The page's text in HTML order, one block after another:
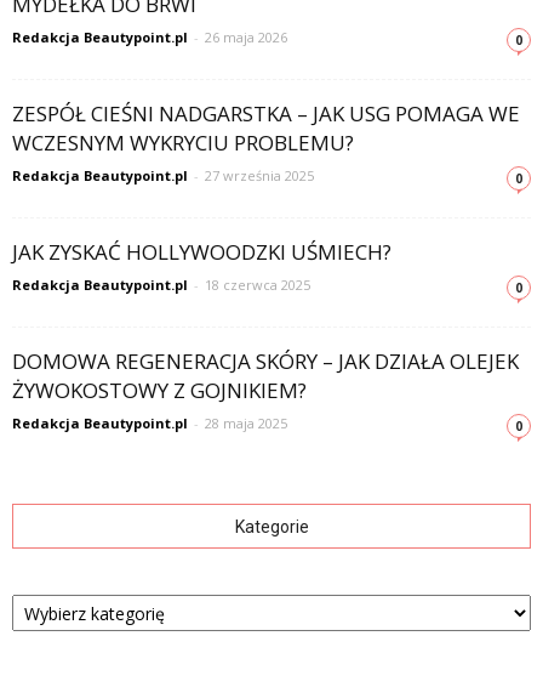
Redakcja Beautypoint.pl - 26 maja 2026 0
ZESPÓŁ CIEŚNI NADGARSTKA – JAK USG POMAGA WE
WCZESNYM WYKRYCIU PROBLEMU?
Redakcja Beautypoint.pl - 27 września 2025 0
JAK ZYSKAĆ HOLLYWOODZKI UŚMIECH?
Redakcja Beautypoint.pl - 18 czerwca 2025 0
DOMOWA REGENERACJA SKÓRY – JAK DZIAŁA OLEJEK
ŻYWOKOSTOWY Z GOJNIKIEM?
Redakcja Beautypoint.pl - 28 maja 2025 0
Kategorie
Kategorie